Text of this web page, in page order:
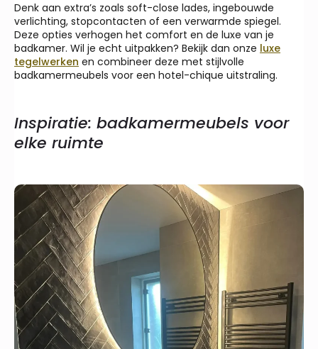
Denk aan extra’s zoals soft-close lades, ingebouwde
verlichting, stopcontacten of een verwarmde spiegel.
Deze opties verhogen het comfort en de luxe van je
badkamer. Wil je echt uitpakken? Bekijk dan onze luxe
tegelwerken en combineer deze met stijlvolle
badkamermeubels voor een hotel-chique uitstraling.
Inspiratie: badkamermeubels voor
elke ruimte